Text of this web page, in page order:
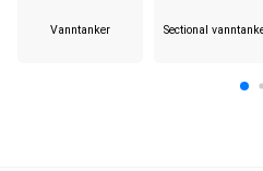
Vanntanker Sectional